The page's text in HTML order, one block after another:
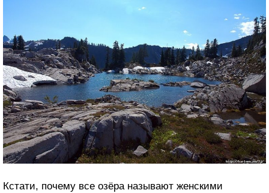
Кстати, почему все озёра называют женскими